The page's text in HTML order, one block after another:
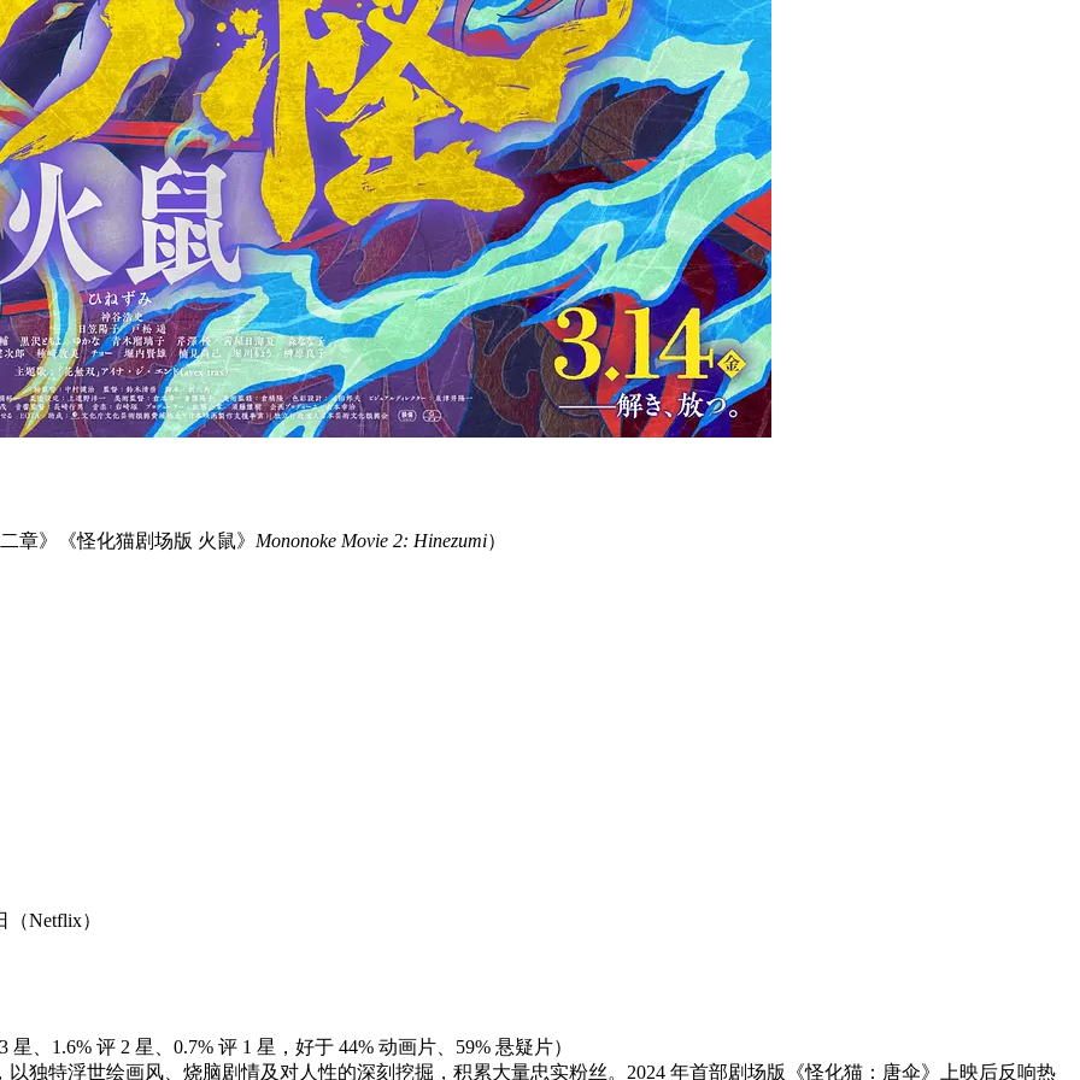
章》《怪化猫剧场版 火鼠》 Mononoke Movie 2: Hinezumi）
Netflix）
星、1.6% 评 2 星、0.7% 评 1 星，好于 44% 动画片、59% 悬疑片）
独特浮世绘画风、烧脑剧情及对人性的深刻挖掘，积累大量忠实粉丝。2024 年首部剧场版《怪化猫：唐伞》上映后反响热